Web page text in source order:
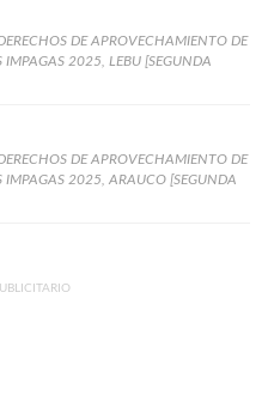
DE APROVECHAMIENTO DE
IMPAGAS 2025, LEBU [SEGUNDA
DE APROVECHAMIENTO DE
IMPAGAS 2025, ARAUCO [SEGUNDA